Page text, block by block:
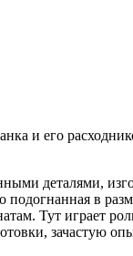
и его
деталями,
подогнанная в
Тут играет
зачастую